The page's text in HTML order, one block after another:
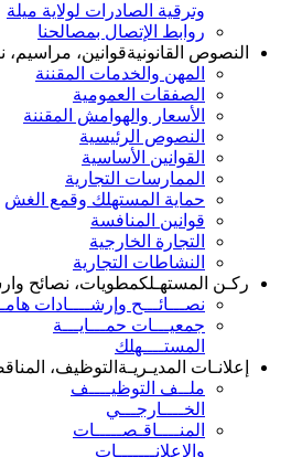
وترقية الصادرات لولاية ميلة
روابط الإتصال بمصالحنا
النصوص القانونيةقوانين،
المهن والخدمات المقننة
الصفقات العمومية
الأسعار والهوامش المقننة
النصوص الرئيسية
القوانين الأساسية
الممارسات التجارية
حماية المستهلك وقمع الغش
قوانين المنافسة
التجارة الخارجية
النشاطات التجارية
ركـن المستهـلكمطويات، نصائح
نصـــائـــح وإرشــــادات
جمعيـــات حمـــايـــة
المستــــهلك
إعلانـات المديـريـة التوظيف،
ملــف التوظيــــف
الخــــارجـــي
المنــــاقـصـــــات
والإعلانـــــــات